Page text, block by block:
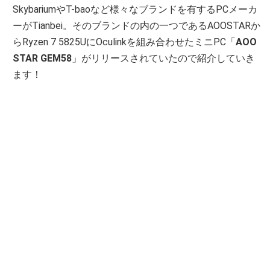
SkybariumやT-baoなど様々なブランドを有するPCメーカ
ーがTianbei。そのブランドの内の一つであるAOOSTARか
らRyzen 7 5825UにOculinkを組み合わせたミニPC「AOO
STAR GEM58 」がリリースされていたので紹介していき
ます！